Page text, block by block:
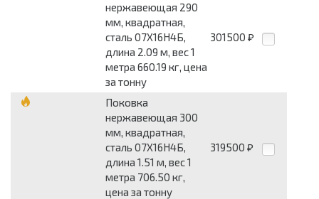
нержавеющая 290
мм, квадратная,
сталь 07Х16Н4Б,
длина 2.09 м, вес 1
метра 660.19 кг, цена
за тонну
301500 ₽
Поковка
нержавеющая 300
мм, квадратная,
сталь 07Х16Н4Б,
длина 1.51 м, вес 1
метра 706.50 кг,
цена за тонну
319500 ₽